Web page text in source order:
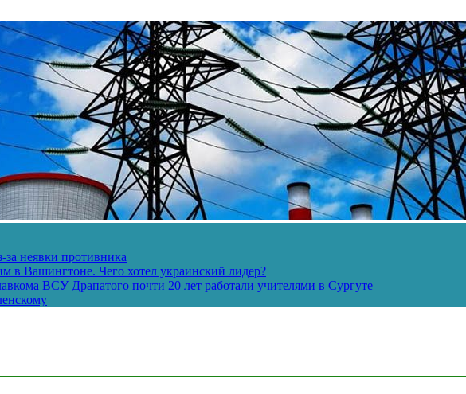
неявки противника
в Вашингтоне. Чего хотел украинский лидер?
ВСУ Драпатого почти 20 лет работали учителями в Сургуте